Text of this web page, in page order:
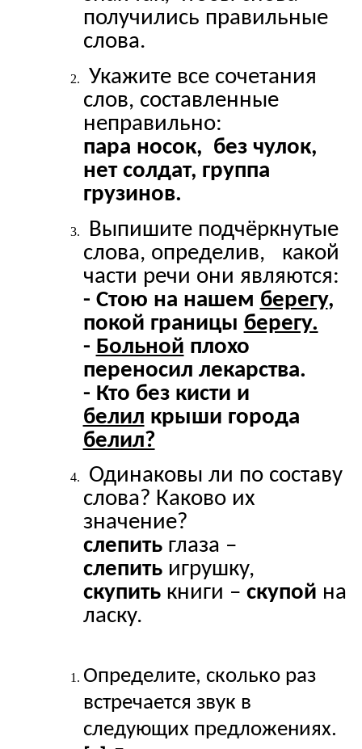
получились правильные
слова.
Укажите все сочетания
слов, составленные
неправильно:
пара носок, без чулок,
нет солдат, группа
грузинов.
Выпишите подчёркнутые
слова, определив, какой
части речи они являются:
- Стою на нашем берегу,
покой границы берегу.
- Больной плохо
переносил лекарства.
- Кто без кисти и
белил крыши города
белил?
Одинаковы ли по составу
слова? Каково их
значение?
слепитьглаза –
слепитьигрушку,
скупитькниги – скупой на
ласку.
Определите, сколько раз
встречается звук в
следующих предложениях.